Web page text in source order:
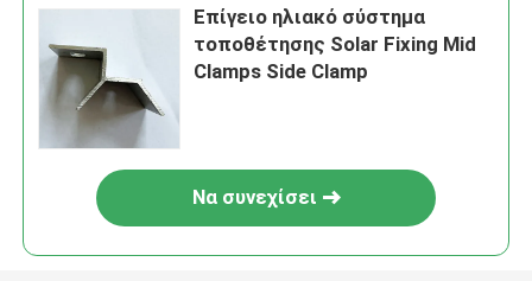
Επίγειο ηλιακό σύστημα
τοποθέτησης Solar Fixing Mid
Clamps Side Clamp
Να συνεχίσει